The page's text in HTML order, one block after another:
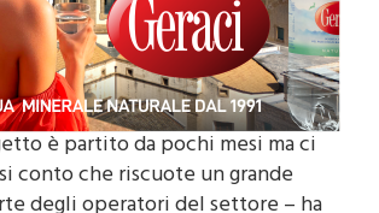
è partito da pochi mesi ma ci
conto che riscuote un grande